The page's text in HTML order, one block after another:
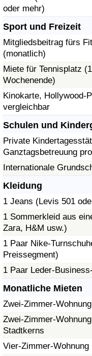
oder mehr)
Sport und Freizeit
Mitgliedsbeitrag fürs
(monatlich)
Miete für Tennisplatz
Wochenende)
Kinokarte, Hollywood-
vergleichbar
Schulen und
Private
Ganztagsbetreuung
Internationale
Kleidung
1 Jeans (Levis 501
1 Sommerkleid aus
Zara, H&M usw.)
1 Paar Nike-
Preissegment)
1 Paar Leder-
Monatliche Mieten
Zwei-Zimmer-
Zwei-Zimmer-
Stadtkerns
Vier-Zimmer-